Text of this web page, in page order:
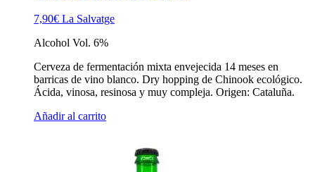
7,90€ La Salvatge
Alcohol Vol. 6%
Cerveza de fermentación mixta envejecida 14 meses en
barricas de vino blanco. Dry hopping de Chinook ecológico.
Ácida, vinosa, resinosa y muy compleja. Origen: Cataluña.
Añadir al carrito